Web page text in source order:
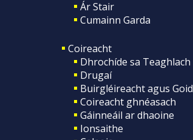
Ár Stair
Cumainn Garda
Coireacht
Dhrochíde sa Teaghlach
Drugaí
Buirgléireacht agus Goid
Coireacht ghnéasach
Gáinneáil ar dhaoine
Ionsaithe